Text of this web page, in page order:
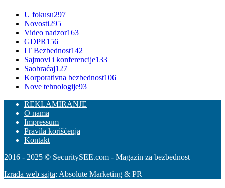
U fokusu297
Novosti295
Video nadzor163
GDPR156
IT Bezbednost142
Sajmovi i konferencije133
Saobraćaj127
Korporativna bezbednost106
Nove tehnologije93
REKLAMIRANJE
O nama
Impressum
Pravila korišćenja
Kontakt
2016 - 2025 © SecuritySEE.com - Magazin za bezbednost
Izrada web sajta: Absolute Marketing & PR